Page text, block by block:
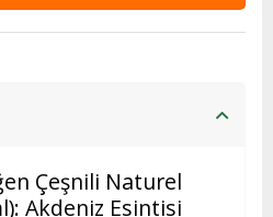
Çeşnili Naturel
Akdeniz Esintisi